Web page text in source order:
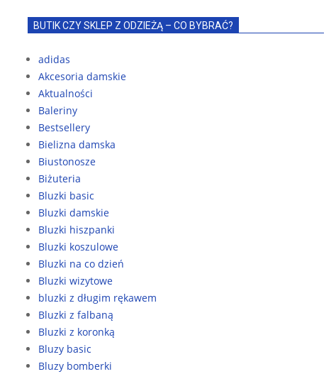
BUTIK CZY SKLEP Z ODZIEŻĄ – CO BYBRAĆ?
adidas
Akcesoria damskie
Aktualności
Baleriny
Bestsellery
Bielizna damska
Biustonosze
Biżuteria
Bluzki basic
Bluzki damskie
Bluzki hiszpanki
Bluzki koszulowe
Bluzki na co dzień
Bluzki wizytowe
bluzki z długim rękawem
Bluzki z falbaną
Bluzki z koronką
Bluzy basic
Bluzy bomberki